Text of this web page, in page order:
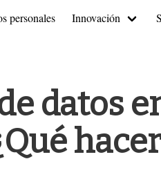
personales Innovación
datos